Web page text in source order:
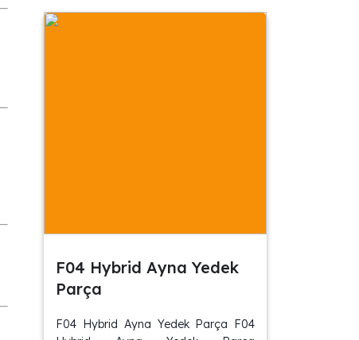
F04 Hybrid Ayna Yedek
Parça
F04 Hybrid Ayna Yedek Parça F04